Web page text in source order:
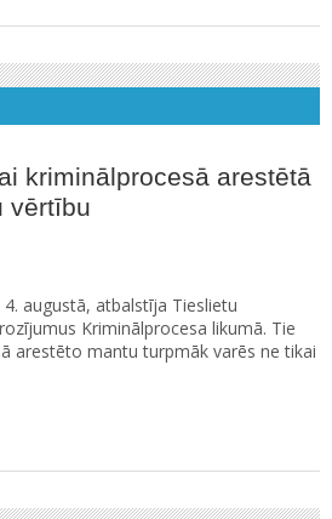
kriminālprocesā arestētā
vērtību
augustā, atbalstīja Tieslietu
Kriminālprocesa likumā. Tie
arestēto mantu turpmāk varēs ne tikai